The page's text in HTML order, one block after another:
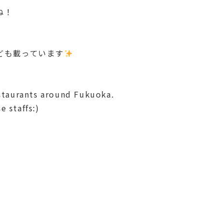
載っています
around Fukuoka.
staffs:)